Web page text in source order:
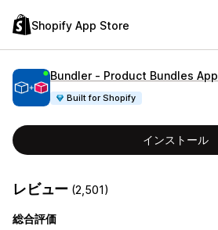
Shopify App Store
Bundler ‑ Product Bundles App
Built for Shopify
インストール
レビュー (2,501)
総合評価